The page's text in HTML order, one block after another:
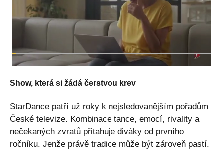
Show, která si žádá čerstvou krev
StarDance patří už roky k nejsledovanějším pořadům
České televize. Kombinace tance, emocí, rivality a
nečekaných zvratů přitahuje diváky od prvního
ročníku. Jenže právě tradice může být zároveň pastí.